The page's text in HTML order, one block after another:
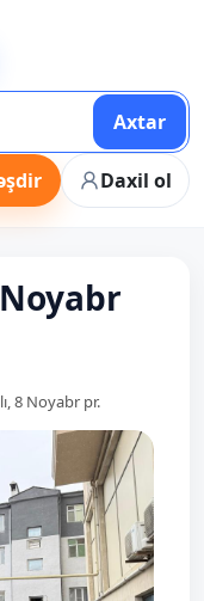
Axtar
Daxil ol
8 Noyabr pr.